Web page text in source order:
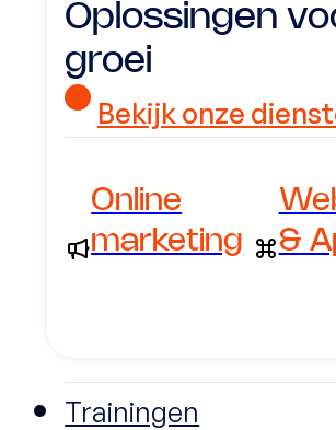
Oplossingen
groei
Bekijk onze
Online
marketing
&
Trainingen